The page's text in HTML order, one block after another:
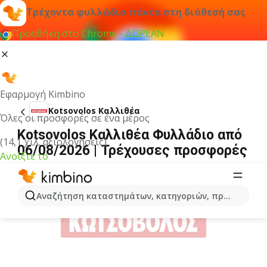
Τρέχοντα φυλλάδια πάντα στη διάθεσή σας
Προσθήκη στο Chrome - ΔΩΡΕΑΝ
Εφαρμογή Kimbino
Όλες οι προσφορές σε ένα μέρος
(14,1 χιλ. αξιολογήσεις)
Ανοίξτε το
Αναζήτηση καταστημάτων, κατηγοριών, προϊόντων...
Kotsovolos Καλλιθέα
Kotsovolos Καλλιθέα Φυλλάδιο από
06/08/2026 | Τρέχουσες προσφορές